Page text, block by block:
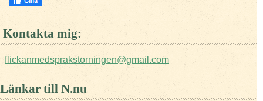
Kontakta mig:
flickanmedsprakstorningen@gmail.com
Länkar till N.nu